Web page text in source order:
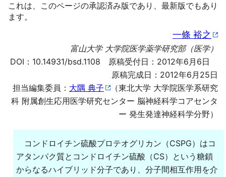
これは、このページの承認済み版であり、最新版でもあり
ます。
一條 裕之
富山大学 大学院医学薬学研究部（医学）
DOI： 10.14931/bsd.1108 原稿受付日：2012年6月6日
原稿完成日：2012年6月25日
担当編集委員： 大隅 典子
（東北大学 大学院医学系研究
科 附属創生応用医学研究センター 脳神経科学コアセンタ
ー 発生発達神経科学分野）
コンドロイチン硫酸プロテオグリカン（CSPG）はコ
アタンパク質とコンドロイチン硫酸（CS）という糖鎖
からなるハイブリッド分子であり、分子間相互作用を介